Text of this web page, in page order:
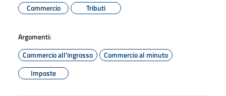
Commercio
Tributi
Argomenti:
Commercio all'ingrosso
Commercio al minuto
Imposte